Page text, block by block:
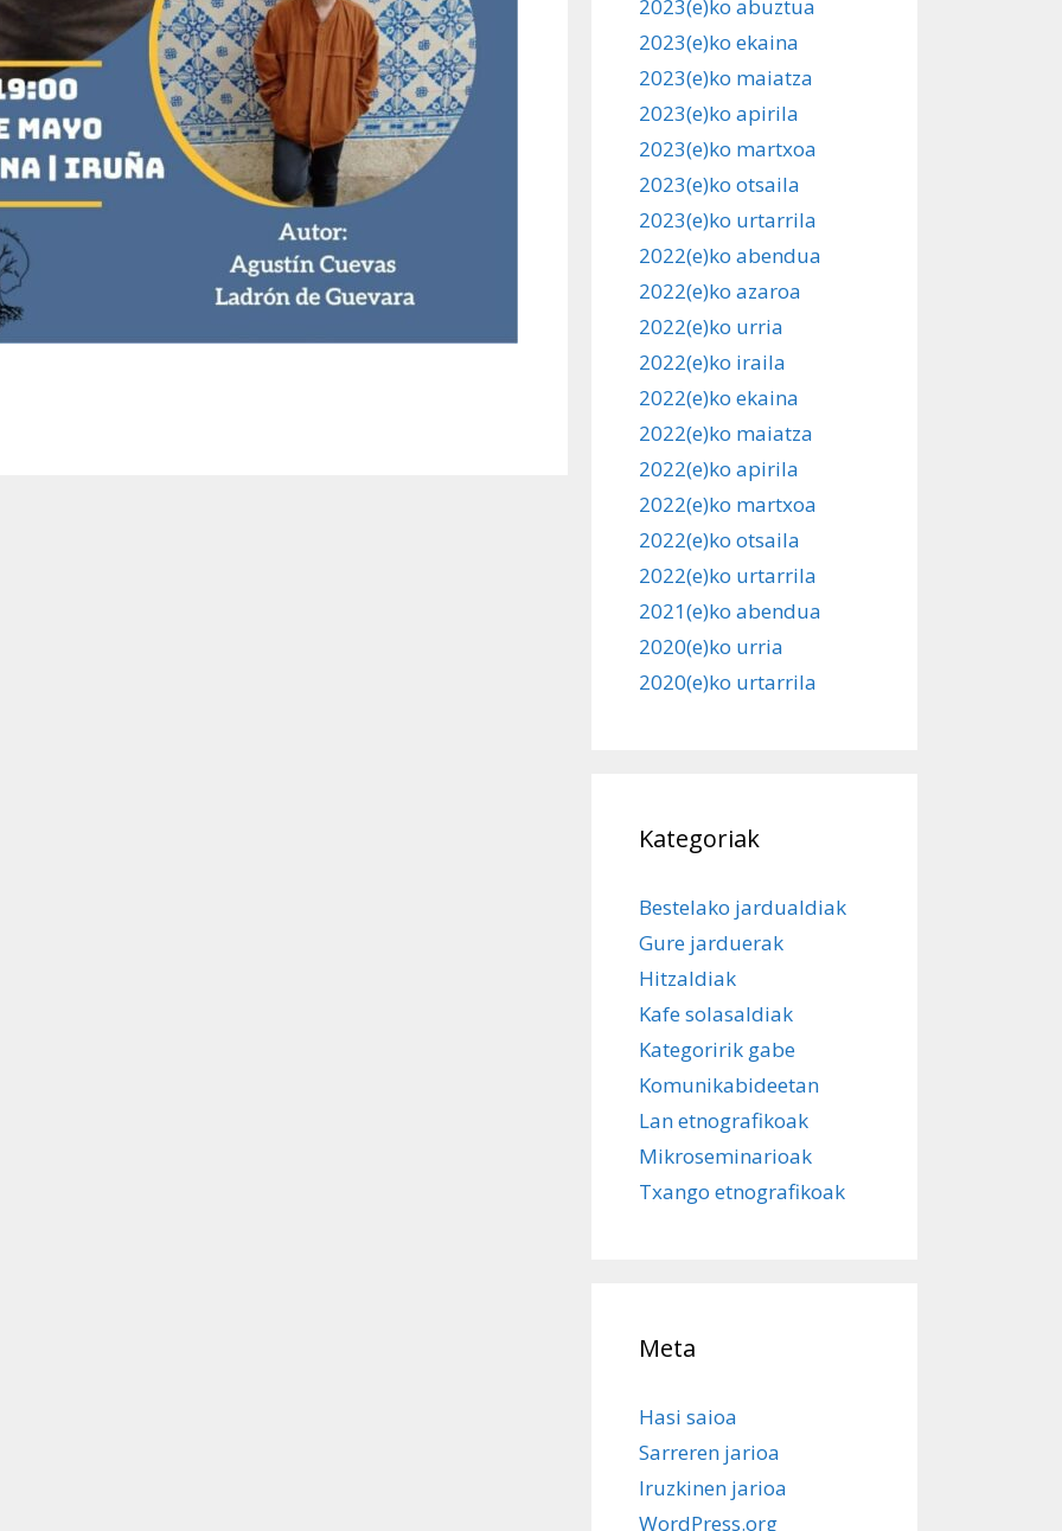
2023(e)ko abuztua
2023(e)ko ekaina
2023(e)ko maiatza
2023(e)ko apirila
2023(e)ko martxoa
2023(e)ko otsaila
2023(e)ko urtarrila
2022(e)ko abendua
2022(e)ko azaroa
2022(e)ko urria
2022(e)ko iraila
2022(e)ko ekaina
2022(e)ko maiatza
2022(e)ko apirila
2022(e)ko martxoa
2022(e)ko otsaila
2022(e)ko urtarrila
2021(e)ko abendua
2020(e)ko urria
2020(e)ko urtarrila
Kategoriak
Bestelako jardualdiak
Gure jarduerak
Hitzaldiak
Kafe solasaldiak
Kategoririk gabe
Komunikabideetan
Lan etnografikoak
Mikroseminarioak
Txango etnografikoak
Meta
Hasi saioa
Sarreren jarioa
Iruzkinen jarioa
WordPress.org